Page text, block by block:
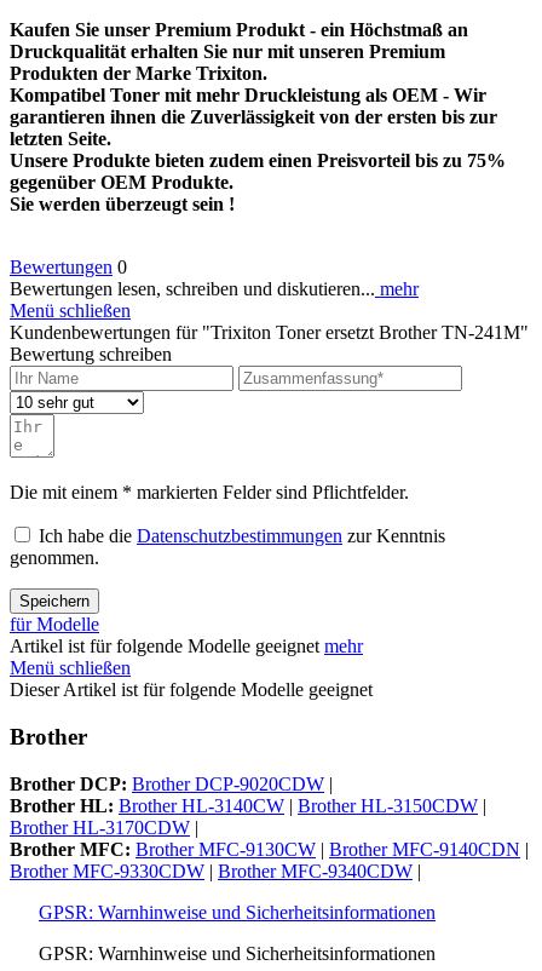
Kaufen Sie unser Premium Produkt - ein Höchstmaß an
Druckqualität erhalten Sie nur mit unseren Premium
Produkten der Marke Trixiton.
Kompatibel Toner mit mehr Druckleistung als OEM - Wir
garantieren ihnen die Zuverlässigkeit von der ersten bis zur
letzten Seite.
Unsere Produkte bieten zudem einen Preisvorteil bis zu 75%
gegenüber OEM Produkte.
Sie werden überzeugt sein !
Bewertungen 0
Bewertungen lesen, schreiben und diskutieren... mehr
Menü schließen
Kundenbewertungen für "Trixiton Toner ersetzt Brother TN-241M"
Bewertung schreiben
Die mit einem * markierten Felder sind Pflichtfelder.
Ich habe die Datenschutzbestimmungen zur Kenntnis
genommen.
Speichern
für Modelle
Artikel ist für folgende Modelle geeignetmehr
Menü schließen
Dieser Artikel ist für folgende Modelle geeignet
Brother
Brother DCP: Brother DCP-9020CDW |
Brother HL: Brother HL-3140CW | Brother HL-3150CDW |
Brother HL-3170CDW |
Brother MFC: Brother MFC-9130CW | Brother MFC-9140CDN |
Brother MFC-9330CDW | Brother MFC-9340CDW |
GPSR: Warnhinweise und Sicherheitsinformationen
GPSR: Warnhinweise und Sicherheitsinformationen